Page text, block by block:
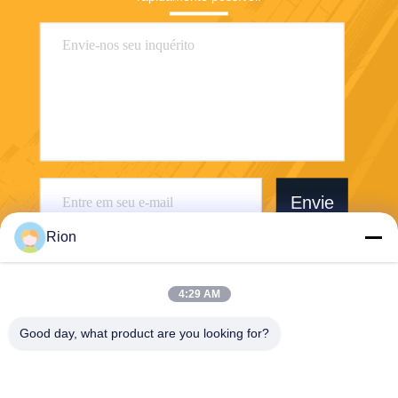
Envie
Shenzhen Rion Technology Co., Ltd.
Rion
4:29 AM
Good day, what product are you looking for?